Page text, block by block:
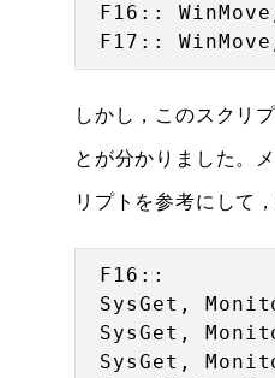
F16::
しかし，このスクリ
とが分かりました。
リプトを参考にして
F16::
SysGet,
SysGet,
SysGet,